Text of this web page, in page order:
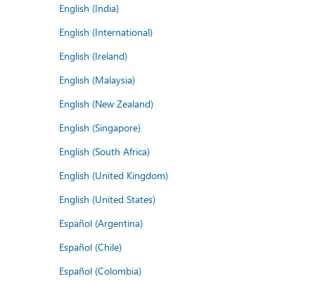
English (India)
English (International)
English (Ireland)
English (Malaysia)
English (New Zealand)
English (Singapore)
English (South Africa)
English (United Kingdom)
English (United States)
Español (Argentina)
Español (Chile)
Español (Colombia)